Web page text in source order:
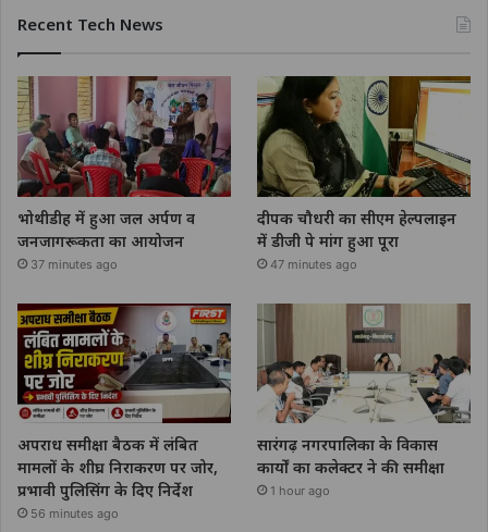
Recent Tech News
भोथीडीह में हुआ जल अर्पण व
जनजागरूकता का आयोजन
37 minutes ago
दीपक चौधरी का सीएम हेल्पलाइन
में डीजी पे मांग हुआ पूरा
47 minutes ago
अपराध समीक्षा बैठक में लंबित
मामलों के शीघ्र निराकरण पर जोर,
प्रभावी पुलिसिंग के दिए निर्देश
56 minutes ago
सारंगढ़ नगरपालिका के विकास
कार्यों का कलेक्टर ने की समीक्षा
1 hour ago